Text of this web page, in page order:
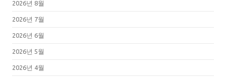
2026년 8월
2026년 7월
2026년 6월
2026년 5월
2026년 4월